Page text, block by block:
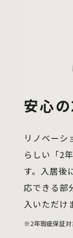
安心
リノベーシ
らしい「2
す。入居後
応できる部
入いただけ
※2年瑕疵保証対